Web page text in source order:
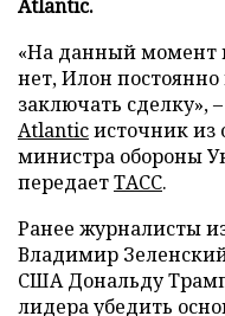
Atlantic.
«На данный момент
нет, Илон постоянно
заключать сделку»,
Atlanticисточник
министра обороны
передаетТАСС.
Ранее журналисты
Владимир
США Дональду
лидера убедить